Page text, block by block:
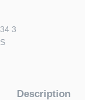
3
Description